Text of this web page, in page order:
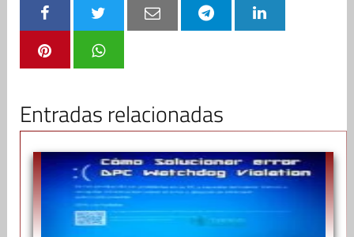
Entradas relacionadas